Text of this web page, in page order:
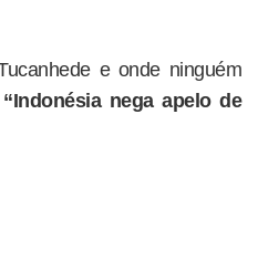
e onde ninguém
“Indonésia nega apelo de